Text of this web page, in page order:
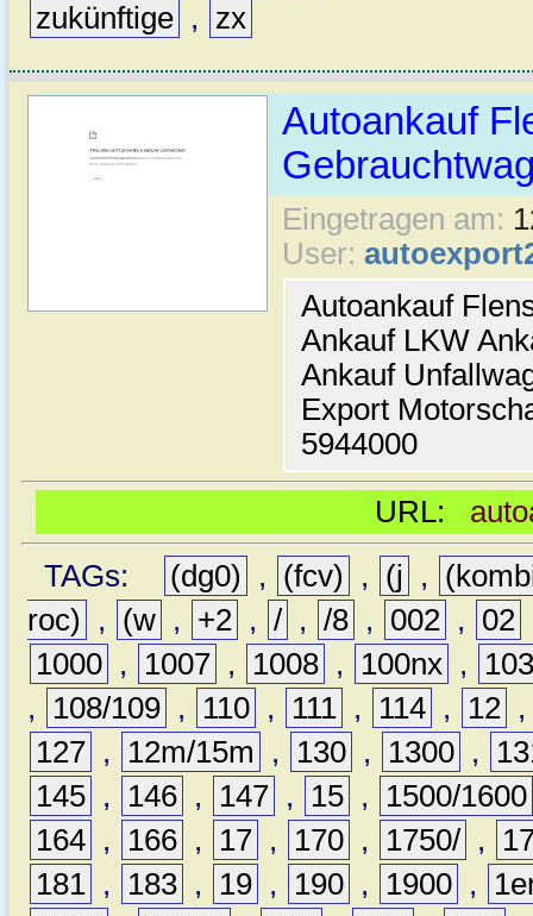
zukünftige , zx
Autoankauf
Eingetragen am:
User:
Autoankauf
Ankauf LKW
Ankauf
Export
5944000
URL:
TAGs:
(dg0) , (fcv) , (j ,
roc)
, (w , +2 , / , /8 , 002 , 02
1000 , 1007 , 1008 , 100nx ,
,
108/109 , 110 , 111 , 114 , 12
127 , 12m/15m , 130 , 1300 ,
145 , 146 , 147 , 15 ,
1500/1600
164 , 166 , 17 , 170 , 1750/ ,
181 , 183 , 19 , 190 , 1900 ,